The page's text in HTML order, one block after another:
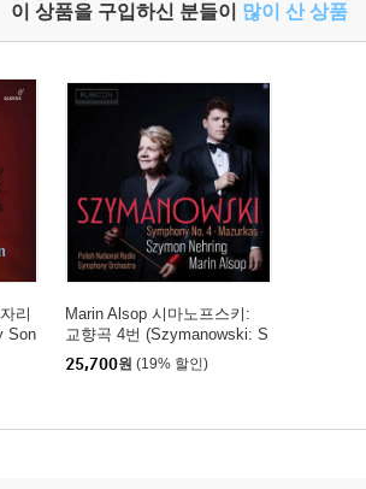
이 상품을 구입하신 분들이 많이 산 상품
리
Son
Marin Alsop 시마노프스키:
교향곡 4번 (Szymanowski: S
ymphony No.4, Mazurkas)
25,700원 (19% 할인)